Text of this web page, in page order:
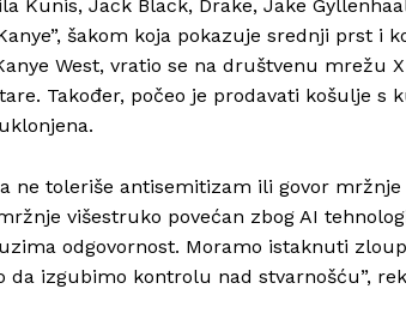
Kunis, Jack Black, Drake, Jake
šakom koja pokazuje srednji prst i
West, vratio se na društvenu mrežu
Također, počeo je prodavati košulje s
ne toleriše antisemitizam ili govor
višestruko povećan zbog AI
odgovornost. Moramo istaknuti
izgubimo kontrolu nad stvarnošću”,